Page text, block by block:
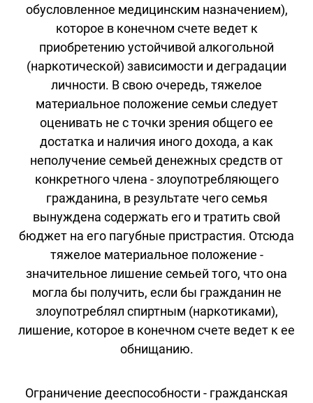
обусловленное медицинским назначением),
которое в конечном счете ведет к
приобретению устойчивой алкогольной
(наркотической) зависимости и деградации
личности. В свою очередь, тяжелое
материальное положение семьи следует
оценивать не с точки зрения общего ее
достатка и наличия иного дохода, а как
неполучение семьей денежных средств от
конкретного члена - злоупотребляющего
гражданина, в результате чего семья
вынуждена содержать его и тратить свой
бюджет на его пагубные пристрастия. Отсюда
тяжелое материальное положение -
значительное лишение семьей того, что она
могла бы получить, если бы гражданин не
злоупотреблял спиртным (наркотиками),
лишение, которое в конечном счете ведет к ее
обнищанию.
Ограничение дееспособности - гражданская